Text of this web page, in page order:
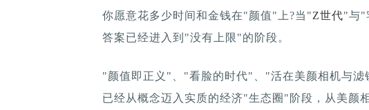
你愿意花多少时间和金钱在"颜值"上?当"Z世代"与"
答案已经进入到"没有上限"的阶段。
"颜值即正义"、"看脸的时代"、"活在美颜相机与
已经从概念迈入实质的经济"生态圈"阶段，从美颜